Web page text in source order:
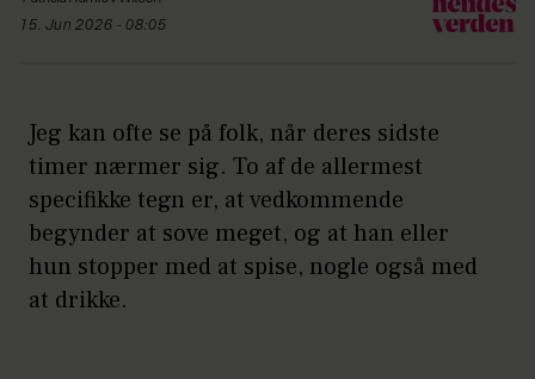
15. Jun 2026 - 08:05
Jeg kan ofte se på folk, når deres sidste
timer nærmer sig. To af de allermest
specifikke tegn er, at vedkommende
begynder at sove meget, og at han eller
hun stopper med at spise, nogle også med
at drikke.